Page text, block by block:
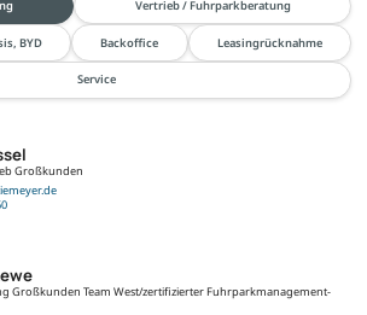
Vertrieb / Fuhrparkberatung
BYD Backoffice Leasingrücknahme
Service
Großkunden
Großkunden Team West/zertifizierter Fuhrparkmanagement-